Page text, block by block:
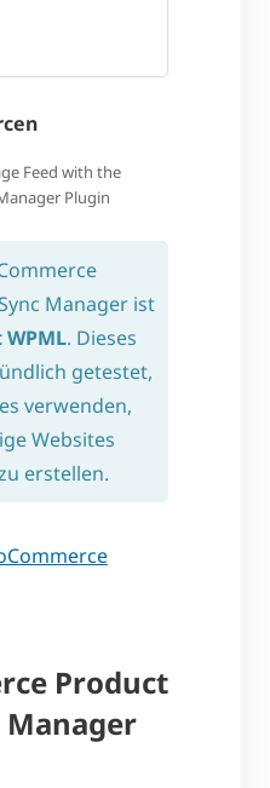
Feed with the
Plugin
Manager ist
. Dieses
getestet,
verwenden,
Websites
erstellen.
Product
Manager